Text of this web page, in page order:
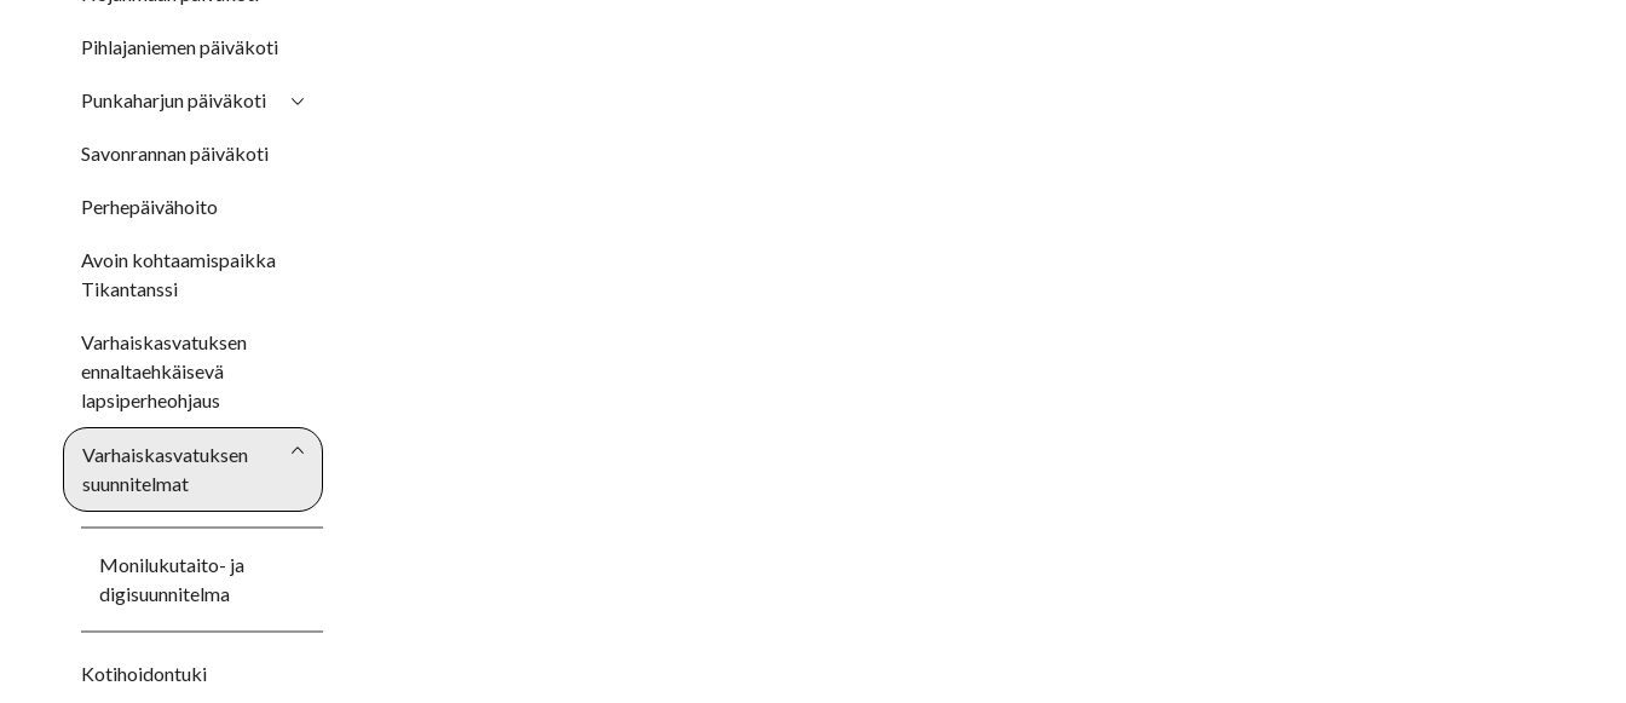
Pihlajaniemen päiväkoti
Punkaharjun päiväkoti
Savonrannan päiväkoti
Perhepäivähoito
Avoin kohtaamispaikka
Tikantanssi
Varhaiskasvatuksen
ennaltaehkäisevä
lapsiperheohjaus
Varhaiskasvatuksen
suunnitelmat
Monilukutaito- ja
digisuunnitelma
Kotihoidontuki